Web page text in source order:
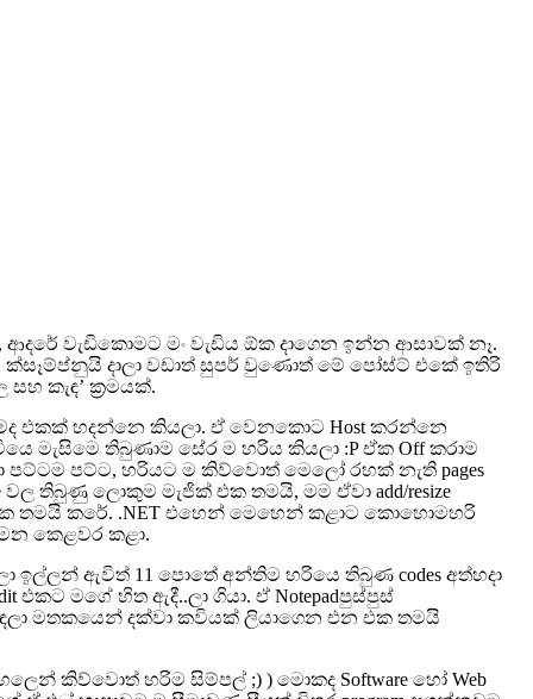
වැඩිකොමට මං වැඩිය ඕක දාගෙන ඉන්න ආසාවක් නෑ.
දාලා වඩාත් සුපර් වුණොත් මේ පෝස්ට් එකේ ඉතිරි
කැඳ’ ක්‍රමයක්.
එකක් හදන්නෙ කියලා. ඒ වෙනකොට Host කරන්නෙ
මැසිමෙ තිබුණාම සේර ම හරිය කියලා :P ඒක Off කරාම
පට්ටම පට්ට, හරියට ම කිව්වොත් මෙලෝ රහක් නැති pages
වල තිබුණු ලොකුම මැජික් එක තමයි, මම ඒවා add/resize
එක තමයි කරේ. .NET එහෙන් මෙහෙන් කළාට කොහොමහරි
කෙළවර කළා.
ඉල්ලන් ඇවිත් 11 පොතේ අන්තිම හරියෙ තිබුණ codes අත්හදා
මගේ හිත ඇදී..ලා ගියා. ඒ Notepadපුස්පුස්
මතකයෙන් දක්වා කවියක් ලියාගෙන එන එක තමයි
කිව්වොත් හරිම සිම්පල් ;) ) මොකද Software හෝ Web